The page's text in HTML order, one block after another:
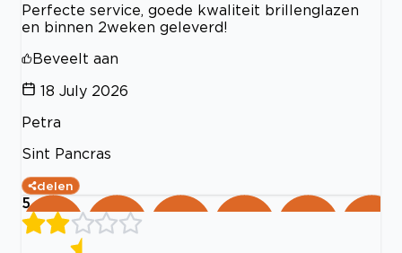
Perfecte service, goede kwaliteit brillenglazen
en binnen 2weken geleverd!
Beveelt aan
18 July 2026
Petra
Sint Pancras
delen
5